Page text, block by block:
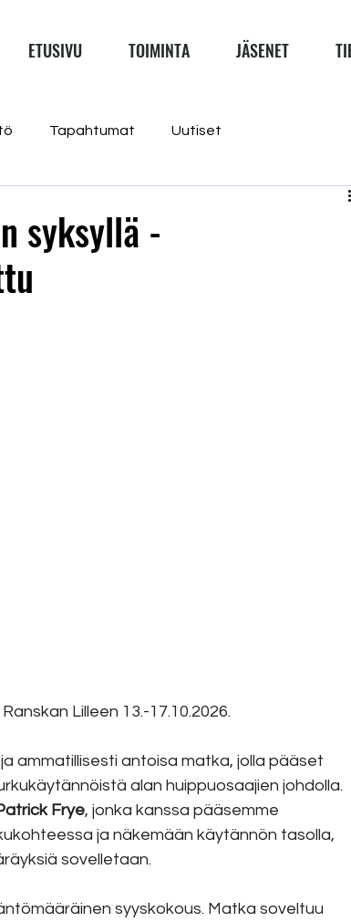
ETUSIVU TOIMINTA JÄSENET
Tapahtumat Uutiset
syksyllä -
Lilleen 13.-17.10.2026.
ammatillisesti antoisa matka, jolla pääset
alan huippuosaajien johdolla.
Frye, jonka kanssa pääsemme
ja näkemään käytännön tasolla,
sovelletaan.
syyskokous. Matka soveltuu